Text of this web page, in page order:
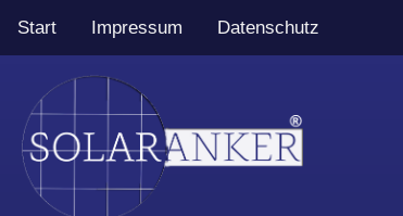
Start Impressum Datenschutz